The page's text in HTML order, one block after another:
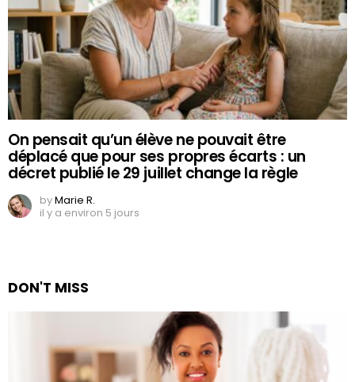
On pensait qu’un élève ne pouvait être
déplacé que pour ses propres écarts : un
décret publié le 29 juillet change la règle
byMarie R.
il y a environ 5 jours
DON'T MISS